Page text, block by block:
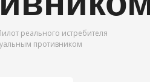
реального истребителя
противником